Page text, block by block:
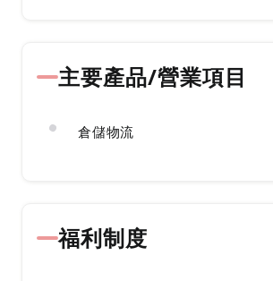
主要產品/營業項目
倉儲物流
福利制度